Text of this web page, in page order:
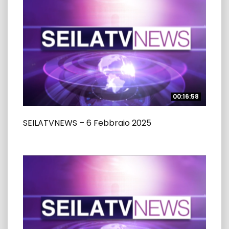
00:16:58
00:16:58
SEILATVNEWS – 6 Febbraio 2025